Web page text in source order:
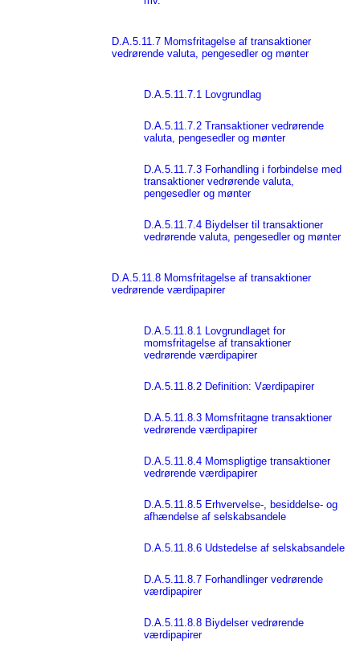
D.A.5.11.7 Momsfritagelse af transaktioner
vedrørende valuta, pengesedler og mønter
D.A.5.11.7.1 Lovgrundlag
D.A.5.11.7.2 Transaktioner vedrørende
valuta, pengesedler og mønter
D.A.5.11.7.3 Forhandling i forbindelse med
transaktioner vedrørende valuta,
pengesedler og mønter
D.A.5.11.7.4 Biydelser til transaktioner
vedrørende valuta, pengesedler og mønter
D.A.5.11.8 Momsfritagelse af transaktioner
vedrørende værdipapirer
D.A.5.11.8.1 Lovgrundlaget for
momsfritagelse af transaktioner
vedrørende værdipapirer
D.A.5.11.8.2 Definition: Værdipapirer
D.A.5.11.8.3 Momsfritagne transaktioner
vedrørende værdipapirer
D.A.5.11.8.4 Momspligtige transaktioner
vedrørende værdipapirer
D.A.5.11.8.5 Erhvervelse-, besiddelse- og
afhændelse af selskabsandele
D.A.5.11.8.6 Udstedelse af selskabsandele
D.A.5.11.8.7 Forhandlinger vedrørende
værdipapirer
D.A.5.11.8.8 Biydelser vedrørende
værdipapirer